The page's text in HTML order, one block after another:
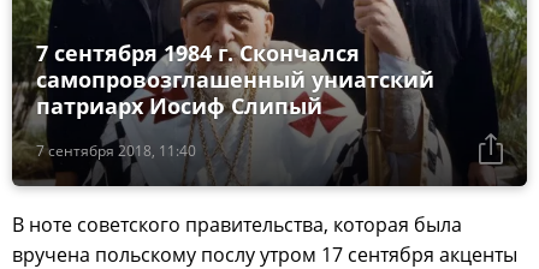
7 сентября 2018, 11:40
7 сентября 1984 г. Скончался
самопровозглашенный униатский
патриарх Иосиф Слипый
В ноте советского правительства, которая была
вручена польскому послу утром 17 сентября акценты